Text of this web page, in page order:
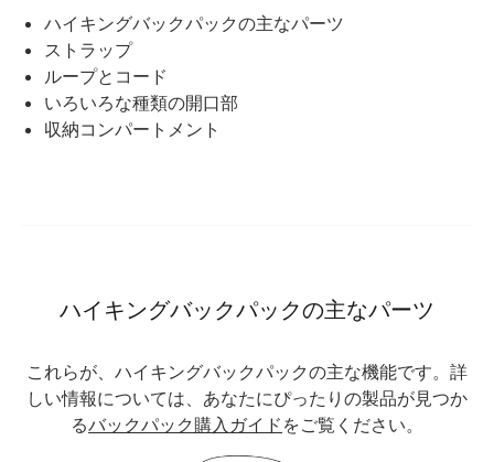
ハイキングバックパックの主なパーツ
ストラップ
ループとコード
いろいろな種類の開口部
収納コンパートメント
ハイキングバックパックの主なパーツ
これらが、ハイキングバックパックの主な機能です。詳
しい情報については、あなたにぴったりの製品が見つか
るバックパック購入ガイドをご覧ください。